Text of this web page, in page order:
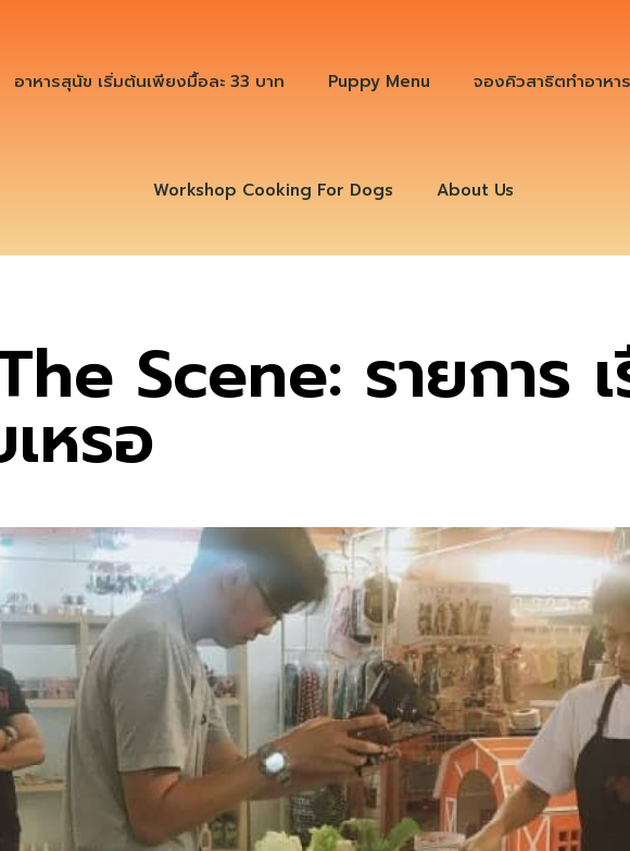
อาหารสุนัข เริ่มต้นเพียงมื้อละ 33 บาท Puppy Menu จองคิวสาธิตทำอาห
Workshop Cooking For Dogs About Us
Scene: รายการ
หรอ